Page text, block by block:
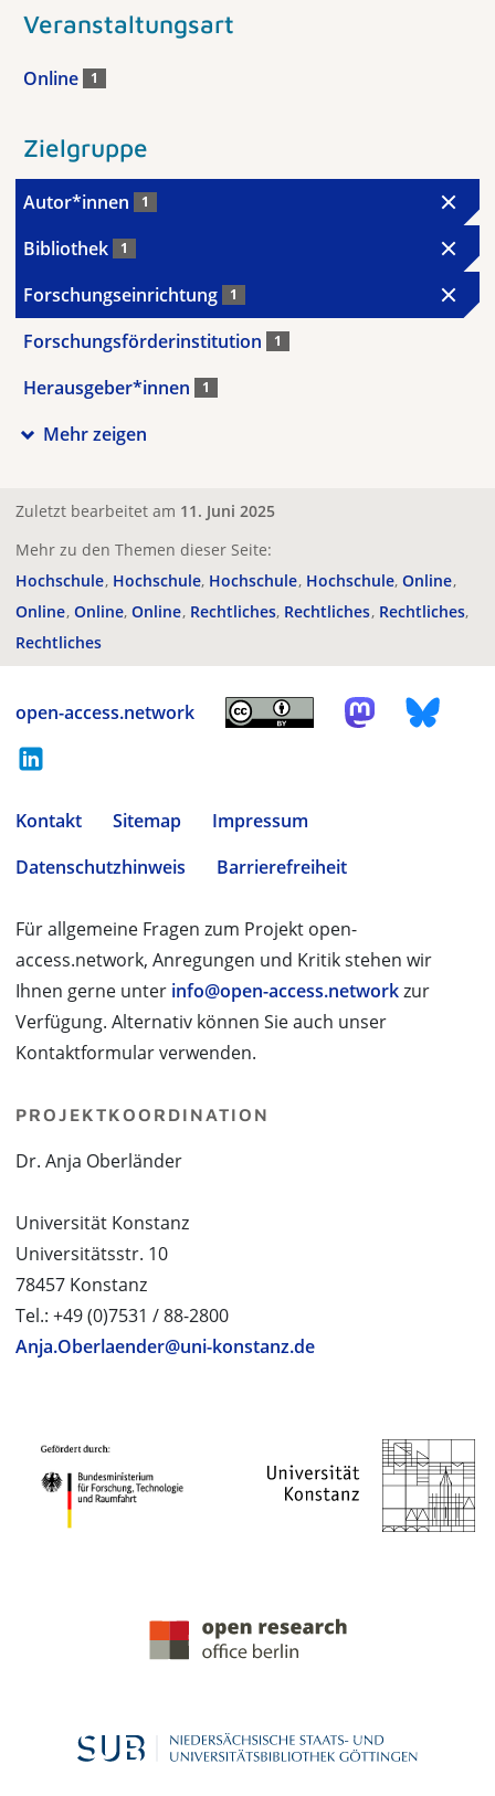
Veranstaltungsart
Online 1
Zielgruppe
Autor*innen 1
Bibliothek 1
Forschungseinrichtung 1
Forschungsförderinstitution 1
Herausgeber*innen 1
Mehr zeigen
Zuletzt bearbeitet am 11. Juni 2025
Mehr zu den Themen dieser Seite:
Hochschule Hochschule Hochschule Hochschule Online
Online Online Online Rechtliches Rechtliches Rechtliches
Rechtliches
open-access.network
Kontakt Sitemap
Impressum
Datenschutzhinweis
Barrierefreiheit
Für allgemeine Fragen zum Projekt open-
access.network, Anregungen und Kritik stehen wir
Ihnen gerne unter info@open-access.networkzur
Verfügung. Alternativ können Sie auch unser
Kontaktformular verwenden.
PROJEKTKOORDINATION
Dr. Anja Oberländer
Universität Konstanz
Universitätsstr. 10
78457 Konstanz
Tel.: +49 (0)7531 / 88-2800
Anja.Oberlaender@uni-konstanz.de